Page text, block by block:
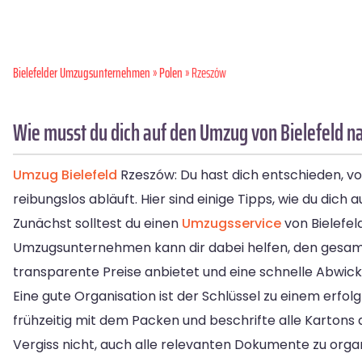
Bielefelder Umzugsunternehmen»Polen» Rzeszów
Wie musst du dich auf den Umzug von Bielefeld
Umzug Bielefeld Rzeszów: Du hast dich entschieden,
reibungslos abläuft. Hier sind einige Tipps, wie du dich
Zunächst solltest du einen Umzugsservicevon
Umzugsunternehmen kann dir dabei helfen, den
transparente Preise anbietet und eine schnelle
Eine gute Organisation ist der Schlüssel zu einem
frühzeitig mit dem Packen und beschrifte alle Kartons
Vergiss nicht, auch alle relevanten Dokumente zu